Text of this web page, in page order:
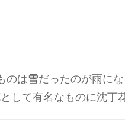
は雪だったのが雨にな
して有名なものに沈丁